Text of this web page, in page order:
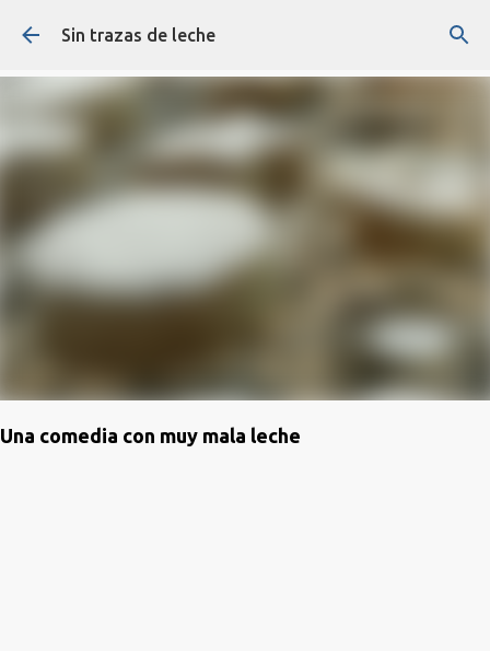
Ir al contenido principal
Sin trazas de leche
Una comedia con muy mala leche